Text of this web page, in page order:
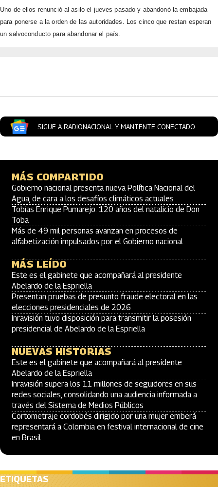
Uno de ellos renunció al asilo el jueves pasado y abandonó la embajada
para ponerse a la orden de las autoridades. Los cinco que restan esperan
un salvoconducto para abandonar el país.
SIGUE A RADIONACIONAL Y MANTENTE CONECTADO
MÁS COMPARTIDO
Gobierno nacional presenta nueva Política Nacional del
Agua, de cara a los desafíos climáticos actuales
Tobías Enrique Pumarejo: 120 años del natalicio de Don
Toba
Más de 49 mil personas avanzan en procesos de
alfabetización impulsados por el Gobierno nacional
MÁS LEÍDO
Este es el gabinete que acompañará al presidente
Abelardo de la Espriella
Presentan pruebas de presunto fraude electoral en las
elecciones presidenciales de 2026
Inravisión tuvo disposición para transmitir la posesión
presidencial de Abelardo de la Espriella
NUEVAS HISTORIAS
Este es el gabinete que acompañará al presidente
Abelardo de la Espriella
Inravisión supera los 11 millones de seguidores en sus
redes sociales, consolidando una audiencia informada a
través del Sistema de Medios Públicos
Cortometraje cordobés dirigido por una mujer emberá
representará a Colombia en festival internacional de cine
en Brasil
ETIQUETAS